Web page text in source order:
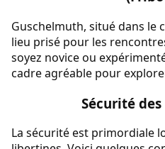
Guschelmuth, situé dans le
lieu prisé pour les
soyez novice ou
cadre agréable pour
Sécurité
La sécurité est primordiale